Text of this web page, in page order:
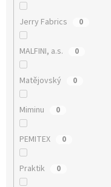
Jerry Fabrics 0
MALFINI, a.s. 0
Matějovský 0
Miminu 0
PEMITEX 0
Praktik 0